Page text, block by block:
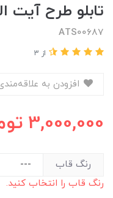
تابلو طرح آیت
ATS00687
از 3
3,000,000
رنگ قاب
رنگ قاب را انتخاب کنید.